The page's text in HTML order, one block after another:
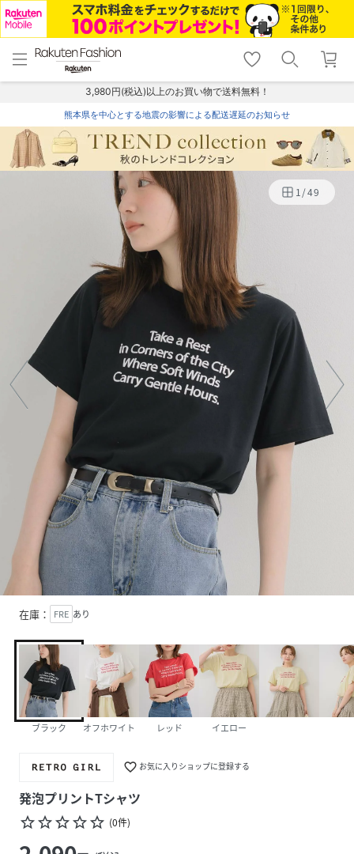
menu home
トップ
shopping_cart lock_outline
ログイン
3,980円(税込)以上のお買い物で送料無料！
熊本県を中心とする地震の影響による配送遅延のお知らせ
1/49
在庫： FRE あり
ブラック オフホワイト レッド イエロー
favorite_border お気に入りショップに登録する
発泡プリントTシャツ
star_borderstar_borderstar_borderstar_borderstar_border (0件)